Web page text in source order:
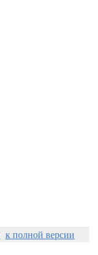
к полной версии